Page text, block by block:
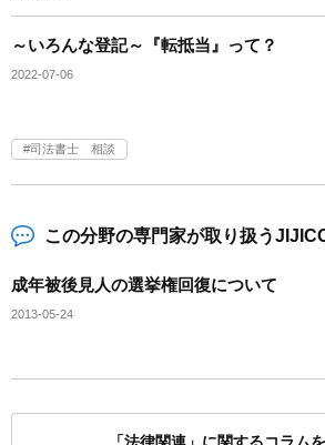
～いろんな登記～『転抵当』って？
2022-07-06
司法書士 相談
この分野の専門家が取り扱う
成年被後見人の選挙権回復について
2013-05-24